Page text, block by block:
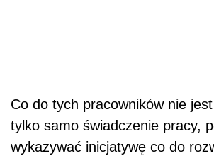
Co do tych pracowników nie
tylko samo świadczenie pracy,
wykazywać inicjatywę co do